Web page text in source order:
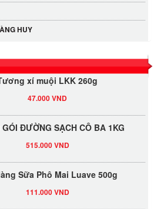
HUY
HỦ Tương xí muội LKK 260g
xí muội LKK 260g
ĐƯỜNG SẠCH CÔ BA 1KG
Sữa Phô Mai Luave 500g